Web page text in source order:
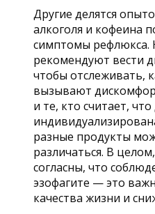
Другие делятся
алкоголя и кофеина
симптомы рефлюкса.
рекомендуют вести
чтобы отслеживать,
вызывают
и те, кто считает,
разные продукты
различаться. В
согласны, что
эзофагите — это
качества жизни и